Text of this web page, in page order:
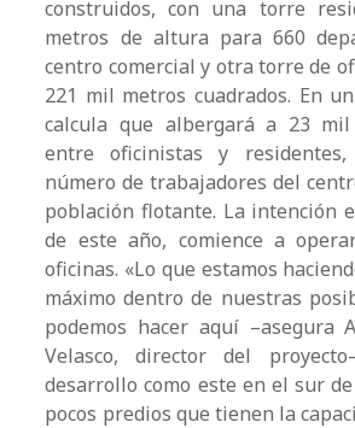
construidos, con una torre
metros de altura para 660
centro comercial y otra torre de
221 mil metros cuadrados. En
calcula que albergará a 23 mil
entre oficinistas y
número de trabajadores del
población flotante. La intención
de este año, comience a
oficinas. «Lo que estamos
máximo dentro de nuestras
podemos hacer aquí –asegura
Velasco, director del
desarrollo como este en el sur
pocos predios que tienen la